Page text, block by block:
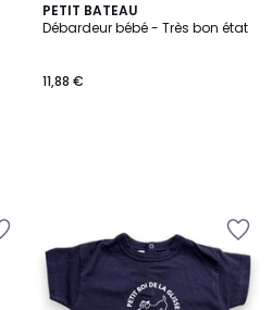
PETIT BATEAU
Débardeur bébé - Très bon état
11,88 €